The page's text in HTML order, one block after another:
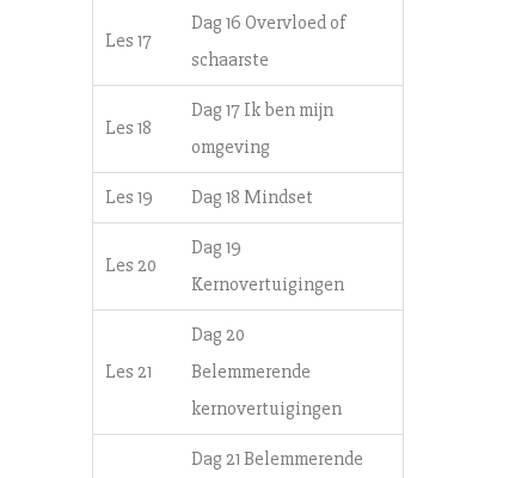
Les 17
Dag 16 Overvloed of
schaarste
Les 18
Dag 17 Ik ben mijn
omgeving
Les 19 Dag 18 Mindset
Les 20
Dag 19
Kernovertuigingen
Les 21
Dag 20
Belemmerende
kernovertuigingen
Dag 21 Belemmerende